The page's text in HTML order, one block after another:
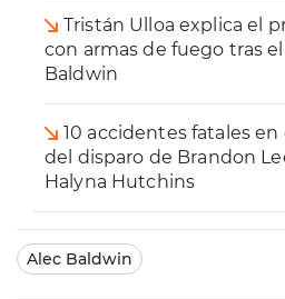
Tristán Ulloa explica el
con armas de fuego tras
Baldwin
10 accidentes fatales en
del disparo de Brandon
Halyna Hutchins
Alec Baldwin